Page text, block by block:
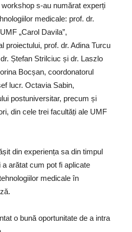
s-au numărat experți
medicale: prof. dr.
„Carol Davila”,
proiectului, prof. dr. Adina Turcu
Ștefan Strilciuc și dr. Laszlo
Bocșan, coordonatorul
lucr. Octavia Sabin,
postuniversitar, precum și
din cele trei facultăți ale UMF
din experiența sa din timpul
arătat cum pot fi aplicate
medicale în
o bună oportunitate de a intra